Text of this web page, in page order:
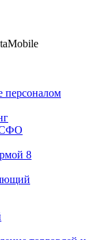
персоналом
8